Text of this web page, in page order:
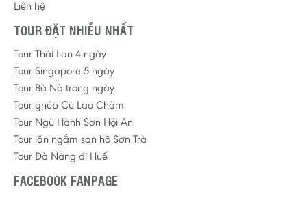
Liên hệ
TOUR ĐẶT NHIỀU NHẤT
Tour Thái Lan 4 ngày
Tour Singapore 5 ngày
Tour Bà Nà trong ngày
Tour ghép Cù Lao Chàm
Tour Ngũ Hành Sơn Hội An
Tour lặn ngắm san hô Sơn Trà
Tour Đà Nẵng đi Huế
FACEBOOK FANPAGE